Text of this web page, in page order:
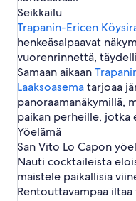
Seikkailu
Trapanin-Ericen
henkeäsalpaavat
vuorenrinnettä,
Samaan aikaan
Laaksoasematarjoaa
panoraamanäkymillä,
paikan perheille, jotka
Yöelämä
San Vito Lo Capon
Nauti cocktaileista
maistele paikallisia
Rentouttavampaa